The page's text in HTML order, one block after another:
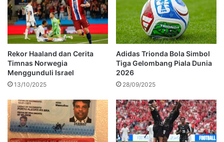
Rekor Haaland dan Cerita
Timnas Norwegia
Menggunduli Israel
13/10/2025
Adidas Trionda Bola Simbol
Tiga Gelombang Piala Dunia
2026
28/09/2025